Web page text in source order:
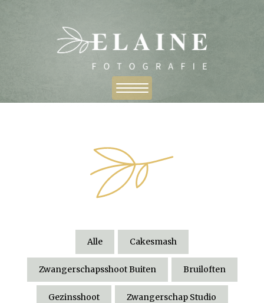
Alle Cakesmash
Zwangerschapsshoot Buiten Bruiloften
Gezinsshoot Zwangerschap Studio